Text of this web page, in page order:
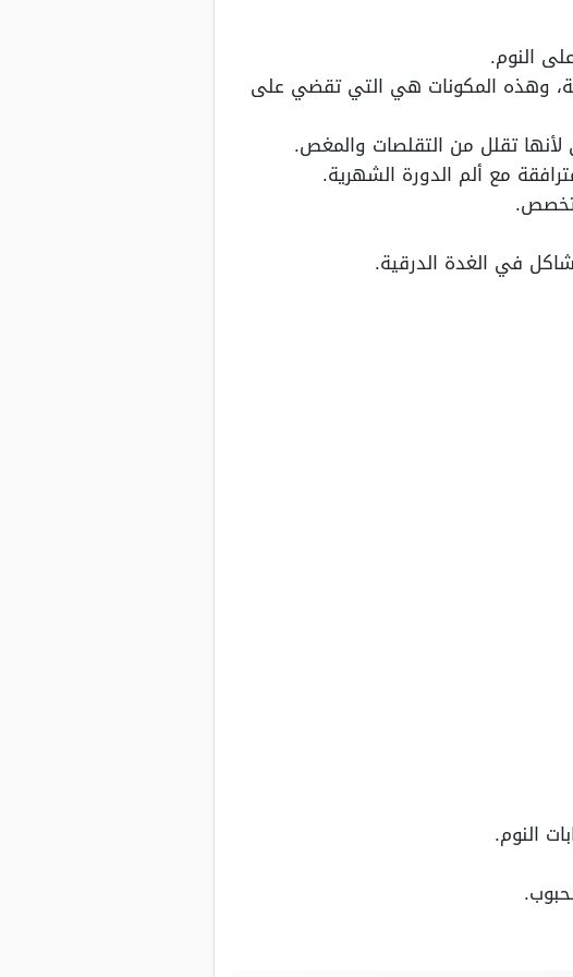
النوم.
وهذه المكونات هي التي تقضي على
تقلل من التقلصات والمغص.
مع ألم الدورة الشهرية.
في الغدة الدرقية.
النوم.